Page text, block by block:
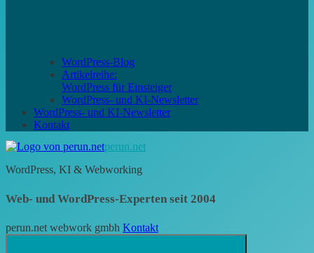
WordPress-Blog
Artikelreihe:
WordPress für Einsteiger
WordPress- und KI-Newsletter
WordPress- und KI-Newsletter
Kontakt
perun.net
WordPress, KI & Webworking
Web- und WordPress-Experten seit 2004
perun.net webwork gmbh Kontakt